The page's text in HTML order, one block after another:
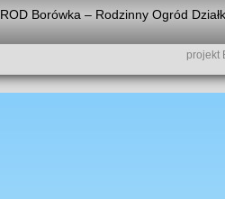
ROD Borówka – Rodzinny Ogród
projekt